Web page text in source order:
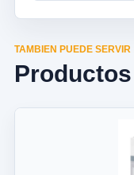
TAMBIEN PUEDE SERVIR